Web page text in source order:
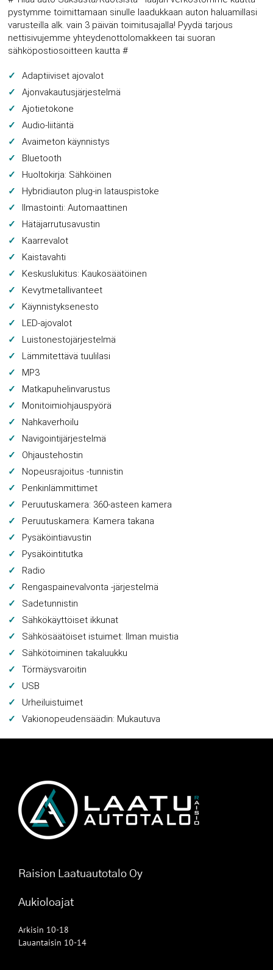
pystymme toimittamaan sinulle laadukkaan auton haluamillasi
varusteilla alk. vain 3 päivän toimitusajalla! Pyydä tarjous
nettisivujemme yhteydenottolomakkeen tai suoran
sähköpostiosoitteen kautta #
Adaptiiviset ajovalot
Ajonvakautusjärjestelmä
Ajotietokone
Audio-liitäntä
Avaimeton käynnistys
Bluetooth
Huoltokirja: Sähköinen
Hybridiauton plug-in latauspistoke
Ilmastointi: Automaattinen
Hätäjarrutusavustin
Kaarrevalot
Kaistavahti
Keskuslukitus: Kaukosäätöinen
Kevytmetallivanteet
Käynnistyksenesto
LED-ajovalot
Luistonestojärjestelmä
Lämmitettävä tuulilasi
MP3
Matkapuhelinvarustus
Monitoimiohjauspyörä
Nahkaverhoilu
Navigointijärjestelmä
Ohjaustehostin
Nopeusrajoitus -tunnistin
Penkinlämmittimet
Peruutuskamera: 360-asteen kamera
Peruutuskamera: Kamera takana
Pysäköintiavustin
Pysäköintitutka
Radio
Rengaspainevalvonta -järjestelmä
Sadetunnistin
Sähkökäyttöiset ikkunat
Sähkösäätöiset istuimet: Ilman muistia
Sähkötoiminen takaluukku
Törmäysvaroitin
USB
Urheiluistuimet
Vakionopeudensäädin: Mukautuva
Raision Laatuautotalo Oy
Aukioloajat
Arkisin 10-18
Lauantaisin 10-14